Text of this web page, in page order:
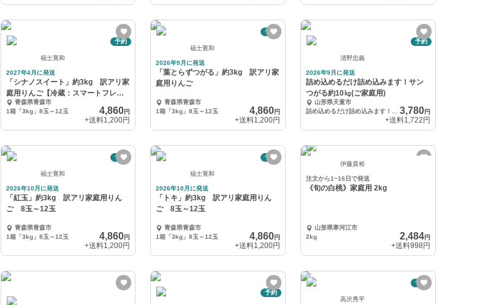
予約
福士寛和
2027年4月に発送
「シナノスイート」約3kg 訳アリ家
庭用りんご【冷蔵：スマートフレッ
シュ加工】
青森県青森市
1箱「3kg」8玉～12玉
4,860円
+送料1,200円
予約
福士寛和
2026年9月に発送
「葉とらずつがる」約3kg 訳アリ家
庭用りんご
青森県青森市
1箱「3kg」8玉～12玉
4,860円
+送料1,200円
予約
清野忠義
2026年9月に発送
詰め込めるだけ詰め込みます！サン
つがる約10㎏(ご家庭用)
山形県天童市
3,780円
+送料1,722円
予約
福士寛和
2026年10月に発送
「紅玉」約3kg 訳アリ家庭用りん
ご 8玉～12玉
青森県青森市
1箱「3kg」8玉～12玉
4,860円
+送料1,200円
予約
福士寛和
2026年10月に発送
「トキ」約3kg 訳アリ家庭用りん
ご 8玉～12玉
青森県青森市
1箱「3kg」8玉～12玉
4,860円
+送料1,200円
伊藤貴裕
注文から1~16日で発送
《旬の白桃》家庭用 2kg
山形県寒河江市
2kg
2,484円
+送料998円
予約
予約
高沢秀平